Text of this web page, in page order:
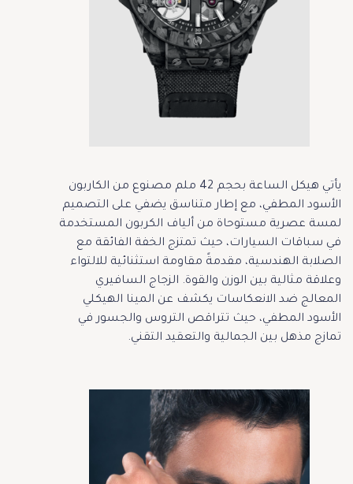
يأتي هيكل الساعة بحجم 42 ملم مصنوع من الكاربون
الأسود المطفي، مع إطار متناسق يضفي على التصميم
لمسة عصرية مستوحاة من ألياف الكربون المستخدمة
في سباقات السيارات، حيث تمتزج الخفة الفائقة مع
الصلابة الهندسية، مقدمةً مقاومة استثنائية للالتواء
وعلاقة مثالية بين الوزن والقوة. الزجاج السافيري
المعالج ضد الانعكاسات يكشف عن المينا الهيكلي
الأسود المطفي، حيث تتراقص التروس والجسور في
تمازج مذهل بين الجمالية والتعقيد التقني.